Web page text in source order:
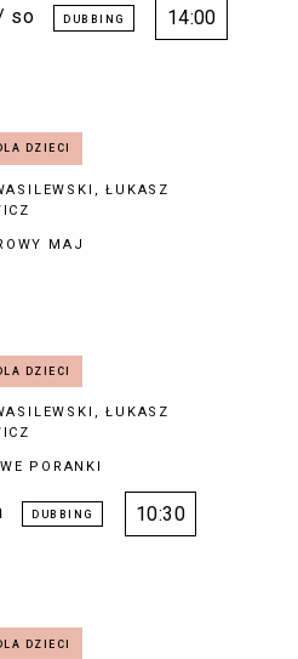
so 14:00
ŁUKASZ
MAJ
ŁUKASZ
PORANKI
10:30